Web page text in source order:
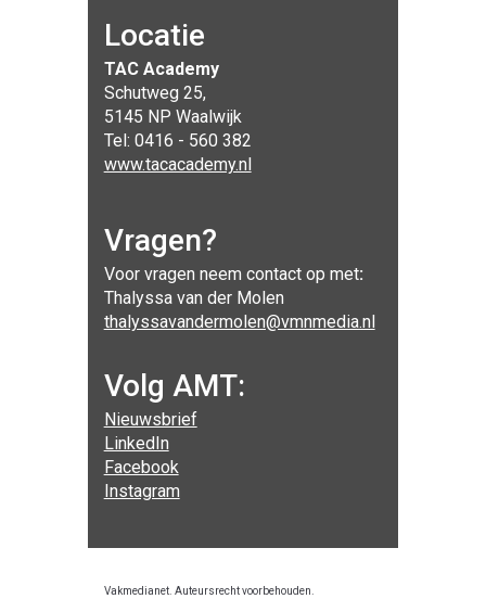
Locatie
TAC Academy
Schutweg 25,
5145 NP Waalwijk
Tel: 0416 - 560 382
www.tacacademy.nl
Vragen?
Voor vragen neem contact op met:
Thalyssa van der Molen
thalyssavandermolen@vmnmedia.nl
Volg AMT:
Nieuwsbrief
LinkedIn
Facebook
Instagram
Vakmedianet. Auteursrecht voorbehouden.